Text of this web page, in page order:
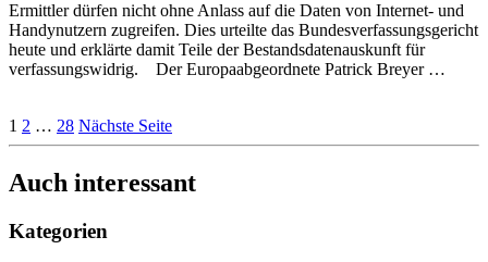
Ermittler dürfen nicht ohne Anlass auf die Daten von Internet- und
Handynutzern zugreifen. Dies urteilte das Bundesverfassungsgericht
heute und erklärte damit Teile der Bestandsdatenauskunft für
verfassungswidrig. Der Europaabgeordnete Patrick Breyer …
1 2 … 28 Nächste Seite
Auch interessant
Kategorien